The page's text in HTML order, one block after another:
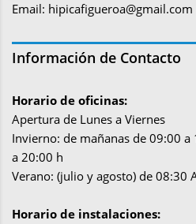
Email: hipicafigueroa@gmail.com
Información de Contacto
Horario de oficinas:
Apertura de Lunes a Viernes
Invierno: de mañanas de 09:00
a 20:00 h
Verano: (julio y agosto) de 08:30
Horario de instalaciones: